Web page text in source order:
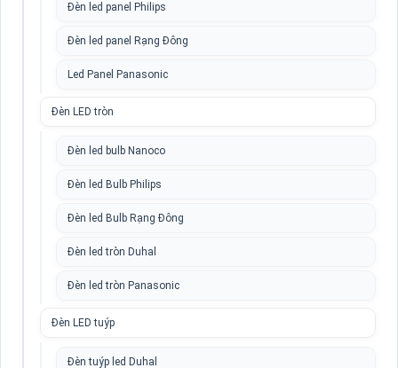
Đèn led panel Philips
Đèn led panel Rạng Đông
Led Panel Panasonic
Đèn LED tròn
Đèn led bulb Nanoco
Đèn led Bulb Philips
Đèn led Bulb Rạng Đông
Đèn led tròn Duhal
Đèn led tròn Panasonic
Đèn LED tuýp
Đèn tuýp led Duhal